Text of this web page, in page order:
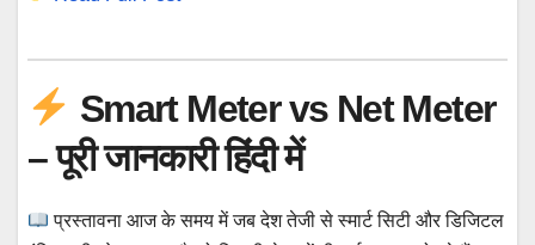
Smart Meter vs Net Meter
– पूरी जानकारी हिंदी में
प्रस्तावना आज के समय में जब देश तेजी से स्मार्ट सिटी और डिजिटल